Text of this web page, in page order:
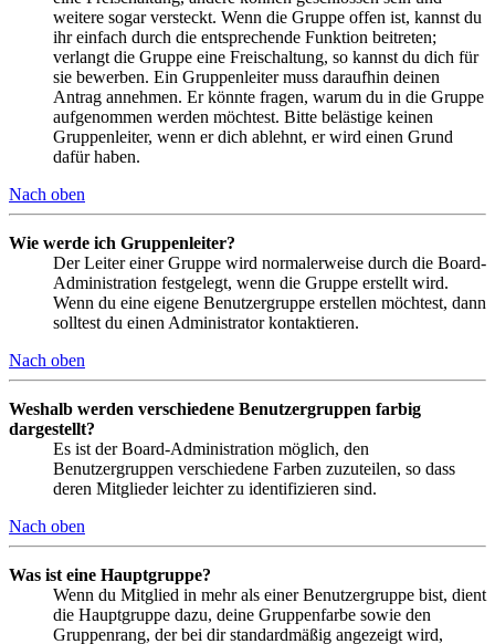
weitere sogar versteckt. Wenn die Gruppe offen ist, kannst du
ihr einfach durch die entsprechende Funktion beitreten;
verlangt die Gruppe eine Freischaltung, so kannst du dich für
sie bewerben. Ein Gruppenleiter muss daraufhin deinen
Antrag annehmen. Er könnte fragen, warum du in die Gruppe
aufgenommen werden möchtest. Bitte belästige keinen
Gruppenleiter, wenn er dich ablehnt, er wird einen Grund
dafür haben.
Nach oben
Wie werde ich Gruppenleiter?
Der Leiter einer Gruppe wird normalerweise durch die Board-
Administration festgelegt, wenn die Gruppe erstellt wird.
Wenn du eine eigene Benutzergruppe erstellen möchtest, dann
solltest du einen Administrator kontaktieren.
Nach oben
Weshalb werden verschiedene Benutzergruppen farbig
dargestellt?
Es ist der Board-Administration möglich, den
Benutzergruppen verschiedene Farben zuzuteilen, so dass
deren Mitglieder leichter zu identifizieren sind.
Nach oben
Was ist eine Hauptgruppe?
Wenn du Mitglied in mehr als einer Benutzergruppe bist, dient
die Hauptgruppe dazu, deine Gruppenfarbe sowie den
Gruppenrang, der bei dir standardmäßig angezeigt wird,